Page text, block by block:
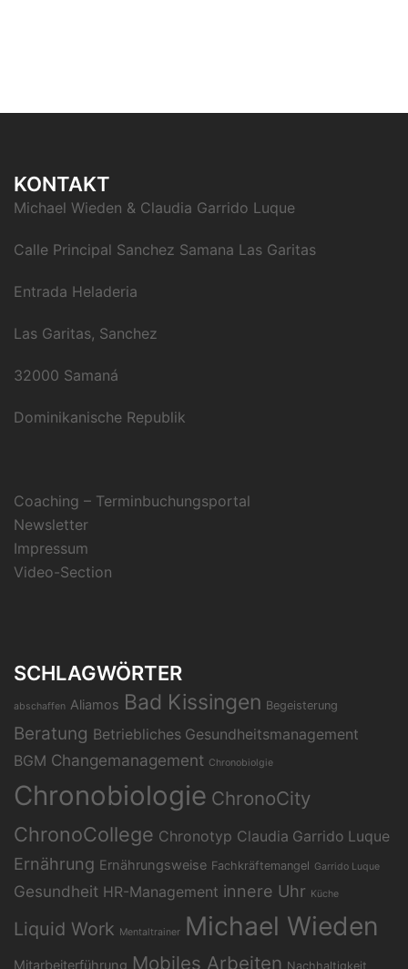
KONTAKT
Michael Wieden & Claudia Garrido Luque
Calle Principal Sanchez Samana Las Garitas
Entrada Heladeria
Las Garitas, Sanchez
32000 Samaná
Dominikanische Republik
Coaching – Terminbuchungsportal
Newsletter
Impressum
Video-Section
SCHLAGWÖRTER
abschaffen Aliamos Bad Kissingen Begeisterung
Beratung Betriebliches Gesundheitsmanagement
BGM Changemanagement Chronobiolgie
Chronobiologie ChronoCity
ChronoCollege Chronotyp Claudia Garrido Luque
Ernährung Ernährungsweise Fachkräftemangel Garrido Luque
Gesundheit HR-Management innere Uhr Küche
Liquid Work Mentaltrainer Michael Wieden
Mitarbeiterführung Mobiles Arbeiten Nachhaltigkeit